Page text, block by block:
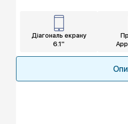
Діагональ екрану
6.1"